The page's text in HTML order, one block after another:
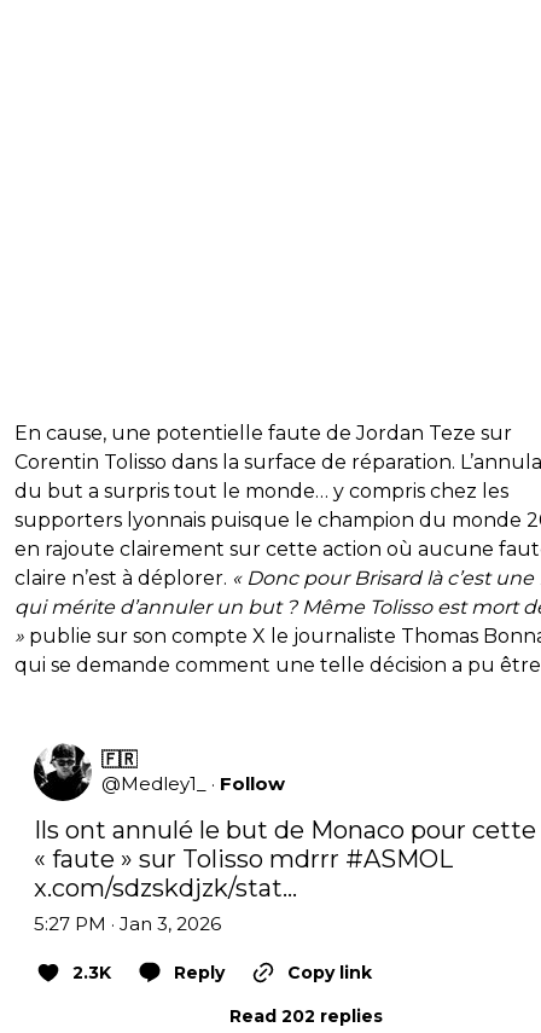
En cause, une potentielle faute de Jordan Teze sur
Corentin Tolisso dans la surface de réparation.
du but a surpris tout le monde… y compris chez les
supporters lyonnais puisque le champion du monde
en rajoute clairement sur cette action où aucune
claire n’est à déplorer. « Donc pour Brisard là c’est une
qui mérite d’annuler un but ? Même Tolisso est mort
» publie sur son compte X le journaliste Thomas
qui se demande comment une telle décision a pu être
🇫🇷
@Medley1_ · Follow
Ils ont annulé le but de Monaco pour cette
« faute » sur Tolisso mdrrr #ASMOL
x.com/sdzskdjzk/stat…
5:27 PM · Jan 3, 2026
2.3K Reply
Copy link
Read 202 replies